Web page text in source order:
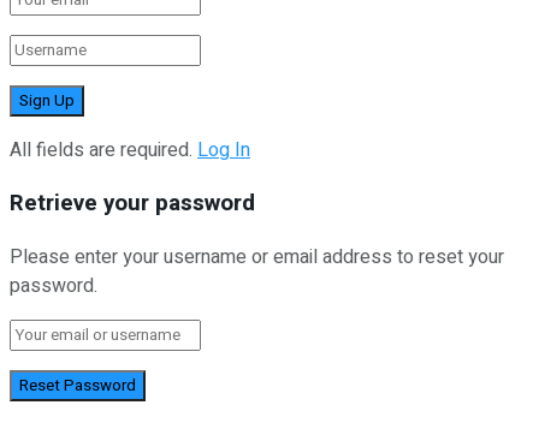
All fields are required. Log In
Retrieve your password
Please enter your username or email address to reset your
password.